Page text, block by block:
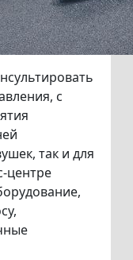
с
так и для
центре